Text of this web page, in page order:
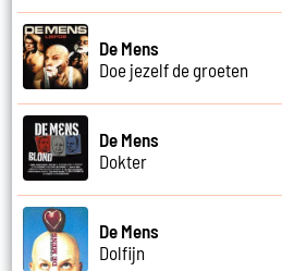
De Mens
Doe jezelf de groeten
De Mens
Dokter
De Mens
Dolfijn